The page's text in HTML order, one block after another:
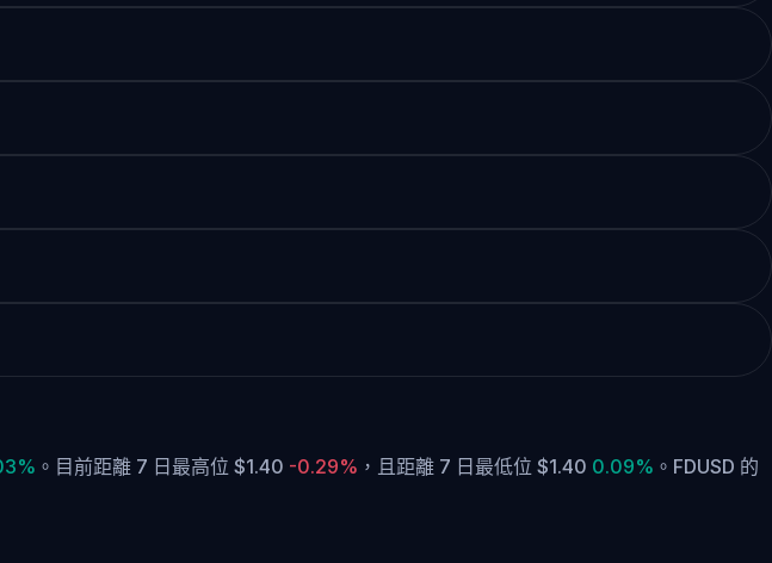
。 目前距離 7 日最高位 $1.40 -0.29% ， 且距離 7 日最低位 $1.40 0.09% 。 FDUSD 的